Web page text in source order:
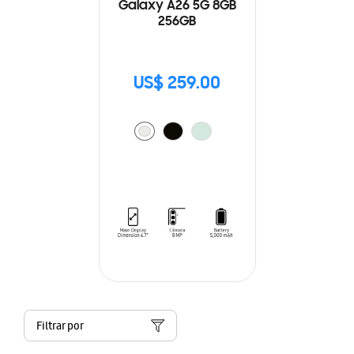
Galaxy A26 5G 8GB
256GB
US$ 259.00
Filtrar por